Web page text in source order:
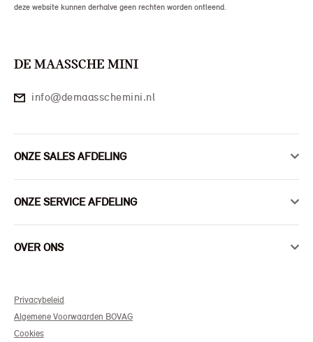
deze website kunnen derhalve geen rechten worden ontleend.
DE MAASSCHE MINI
info@demaasschemini.nl
ONZE SALES AFDELING
ONZE SERVICE AFDELING
OVER ONS
Privacybeleid
Algemene Voorwaarden BOVAG
Cookies